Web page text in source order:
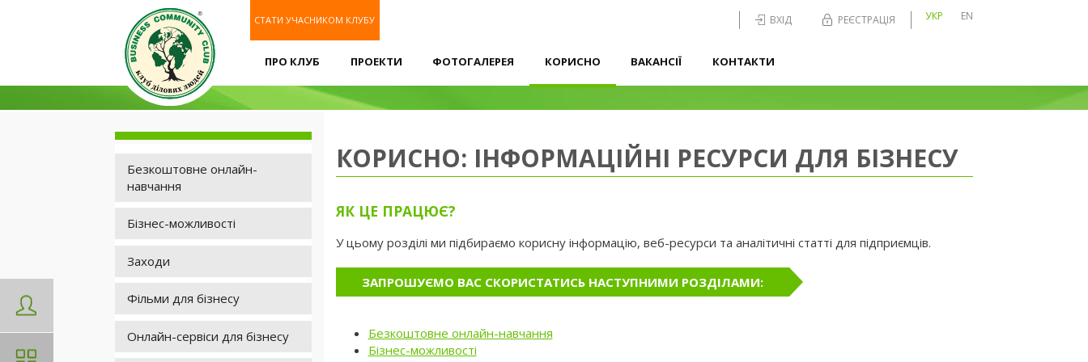
СТАТИ УЧАСНИКОМ КЛУБУ ВХІД РЕЄСТРАЦІЯ УКР EN
ПРО КЛУБ ПРОЕКТИ ФОТОГАЛЕРЕЯ КОРИСНО ВАКАНСІЇ КОНТАКТИ
Безкоштовне онлайн-
навчання
Бізнес-можливості
Заходи
Фільми для бізнесу
Онлайн-сервіси для бізнесу
ЗАХОДИ
БІЗНЕС-
ІНТЕНСИВ
МАРКЕТИНГ.
Online
23.07-
м.Львів
УСІ
ЗАХОДИ
КОРИСНО: ІНФОРМАЦІЙНІ РЕСУРСИ ДЛЯ БІЗНЕСУ
ЯК ЦЕ ПРАЦЮЄ?
У цьому розділі ми підбираємо корисну інформацію, веб-ресурси та аналітичні статті для підприємців.
ЗАПРОШУЄМО ВАС СКОРИСТАТИСЬ НАСТУПНИМИ РОЗДІЛАМИ:
Безкоштовне онлайн-навчання
Бізнес-можливості